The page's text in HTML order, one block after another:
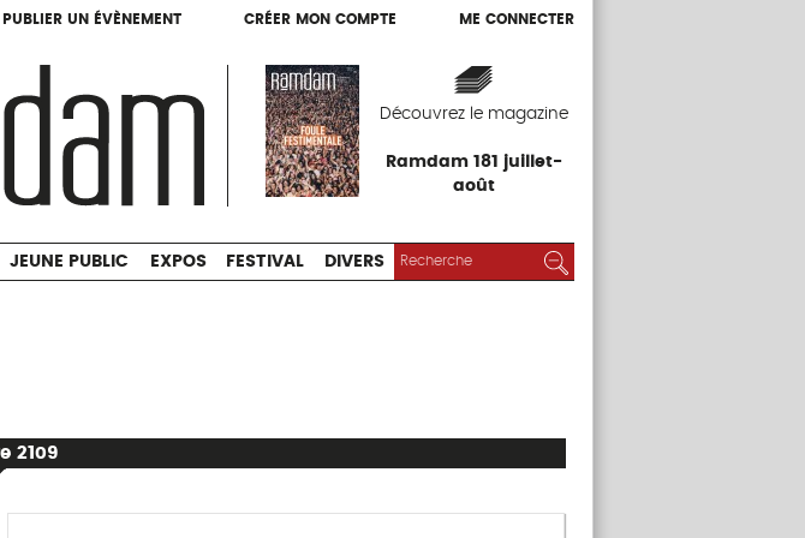
PUBLIER UN ÉVÈNEMENT CRÉER MON COMPTE ME CONNECTER
Découvrez le magazine
Ramdam 181 juillet-
août
PUBLIER UN ÉVÈNEMENT CRÉER MON COMPTE ME CONNECTER
RUE JEUNE PUBLIC EXPOS
JEUNE PUBLIC EXPOS FESTIVAL DIVERS RECHERCHER :
2109